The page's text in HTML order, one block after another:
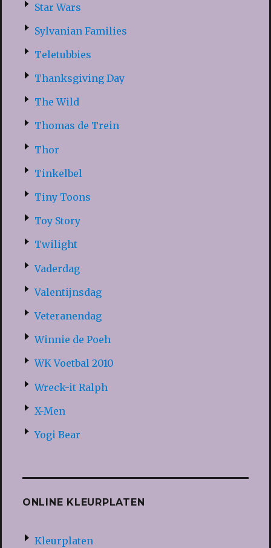
Star Wars
Sylvanian Families
Teletubbies
Thanksgiving Day
The Wild
Thomas de Trein
Thor
Tinkelbel
Tiny Toons
Toy Story
Twilight
Vaderdag
Valentijnsdag
Veteranendag
Winnie de Poeh
WK Voetbal 2010
Wreck-it Ralph
X-Men
Yogi Bear
ONLINE KLEURPLATEN
Kleurplaten